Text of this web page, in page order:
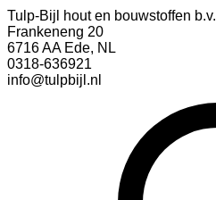
Tulp-Bijl hout en bouwstoffen b.v.
Frankeneng 20
6716 AA Ede, NL
0318-636921
info@tulpbijl.nl